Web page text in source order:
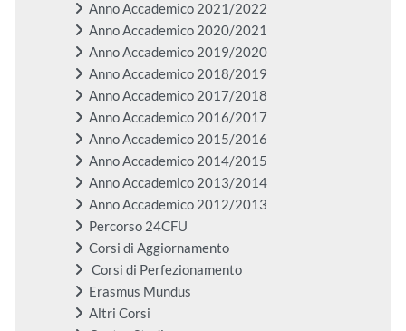
Anno Accademico 2021/2022
Anno Accademico 2020/2021
Anno Accademico 2019/2020
Anno Accademico 2018/2019
Anno Accademico 2017/2018
Anno Accademico 2016/2017
Anno Accademico 2015/2016
Anno Accademico 2014/2015
Anno Accademico 2013/2014
Anno Accademico 2012/2013
Percorso 24CFU
Corsi di Aggiornamento
Corsi di Perfezionamento
Erasmus Mundus
Altri Corsi